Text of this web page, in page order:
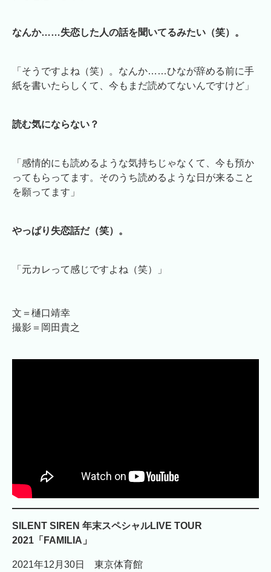
なんか……失恋した人の話を聞いてるみたい（笑）。
「そうですよね（笑）。なんか……ひなが辞める前に手
紙を書いたらしくて、今もまだ読めてないんですけど」
読む気にならない？
「感情的にも読めるような気持ちじゃなくて、今も預か
ってもらってます。そのうち読めるような日が来ること
を願ってます」
やっぱり失恋話だ（笑）。
「元カレって感じですよね（笑）」
文＝樋口靖幸
撮影＝岡田貴之
SILENT SIREN 年末スペシャルLIVE TOUR
2021「FAMILIA」
2021年12月30日 東京体育館